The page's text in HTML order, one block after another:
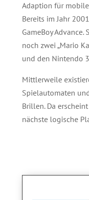
Adaption für
Bereits im Jahr
GameBoy
noch zwei „Mario
und den Nintendo
Mittlerweile
Spielautomaten
Brillen. Da
nächste logische